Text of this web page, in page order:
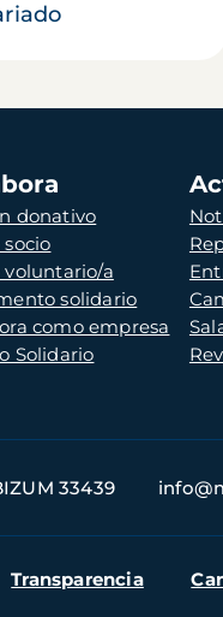
donativo
voluntario/a
solidario
como empresa
Solidario
33439
Transparencia